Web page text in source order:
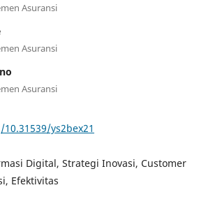
Asuransi
Asuransi
Asuransi
ys2bex21
Digital, Strategi Inovasi, Customer
Efektivitas